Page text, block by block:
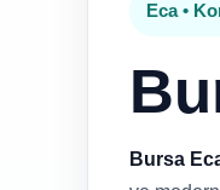
Eca •
Bursa